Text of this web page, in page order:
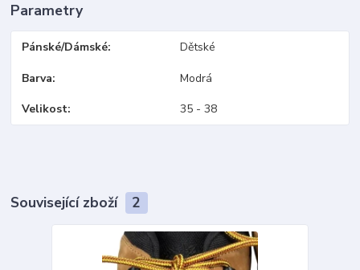
Parametry
Pánské/Dámské Dětské
Barva Modrá
Velikost 35 - 38
Související zboží 2